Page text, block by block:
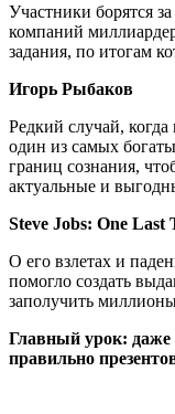
Участники борятся
компаний
задания, по итогам
Игорь Рыбаков
Редкий случай,
один из самых
границ сознания,
актуальные и
Steve Jobs: One Last
О его взлетах и
помогло создать
заполучить
Главный урок:
правильно